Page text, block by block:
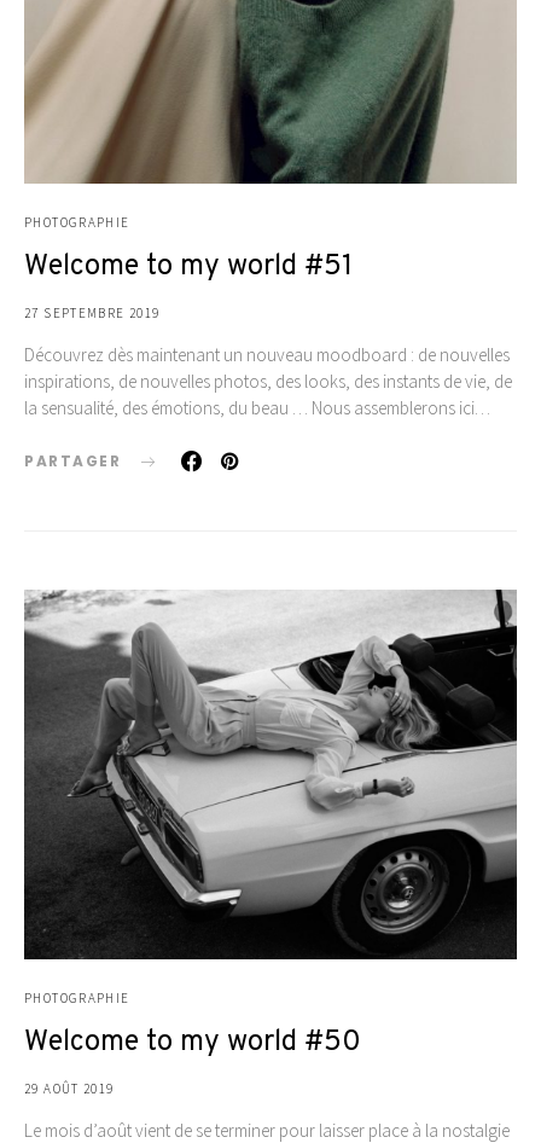
PHOTOGRAPHIE
Welcome to my world #51
27 SEPTEMBRE 2019
Découvrez dès maintenant un nouveau moodboard : de nouvelles
inspirations, de nouvelles photos, des looks, des instants de vie, de
la sensualité, des émotions, du beau … Nous assemblerons ici…
PARTAGER
PHOTOGRAPHIE
Welcome to my world #50
29 AOÛT 2019
Le mois d’août vient de se terminer pour laisser place à la nostalgie